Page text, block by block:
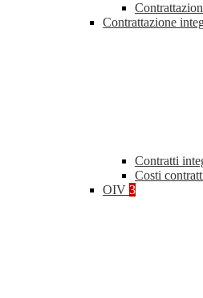
Contrattazione
Contratti
Costi
OIV 3